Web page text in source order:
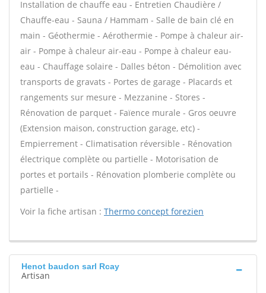
Installation de chauffe eau - Entretien Chaudière /
Chauffe-eau - Sauna / Hammam - Salle de bain clé en
main - Géothermie - Aérothermie - Pompe à chaleur air-
air - Pompe à chaleur air-eau - Pompe à chaleur eau-
eau - Chauffage solaire - Dalles béton - Démolition avec
transports de gravats - Portes de garage - Placards et
rangements sur mesure - Mezzanine - Stores -
Rénovation de parquet - Faïence murale - Gros oeuvre
(Extension maison, construction garage, etc) -
Empierrement - Climatisation réversible - Rénovation
électrique complète ou partielle - Motorisation de
portes et portails - Rénovation plomberie complète ou
partielle -
Voir la fiche artisan : Thermo concept forezien
Henot baudon sarl Rcay
Artisan